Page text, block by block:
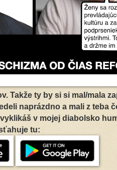
Takže ty by si si mal/mala
naprázdno a mali z teba
v mojej diabolsko
tu: